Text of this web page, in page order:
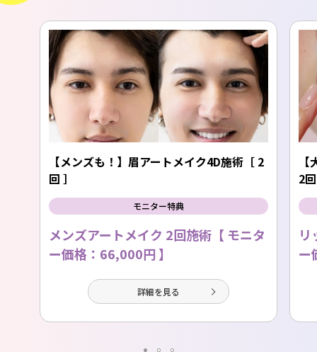
【メンズも！】眉アートメイク4D施術［ 2
回 ］
モニター特典
メンズアートメイク 2回施術【 モニタ
ー価格：66,000円 】
詳細を見る
2
リ
ー